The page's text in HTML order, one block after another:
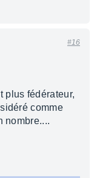
#16
plus fédérateur,
comme
nombre....